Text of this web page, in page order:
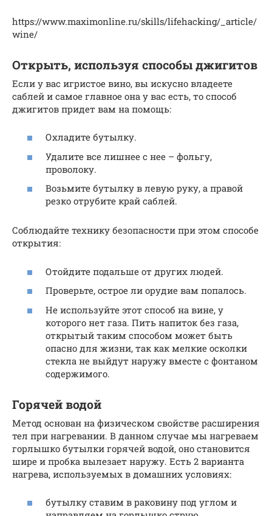
https://www.maximonline.ru/skills/lifehacking/_article/
wine/
Открыть, используя способы джигитов
Если у вас игристое вино, вы искусно владеете
саблей и самое главное она у вас есть, то способ
джигитов придет вам на помощь:
Охладите бутылку.
Удалите все лишнее с нее – фольгу,
проволоку.
Возьмите бутылку в левую руку, а правой
резко отрубите край саблей.
Соблюдайте технику безопасности при этом способе
открытия:
Отойдите подальше от других людей.
Проверьте, острое ли орудие вам попалось.
Не используйте этот способ на вине, у
которого нет газа. Пить напиток без газа,
открытый таким способом может быть
опасно для жизни, так как мелкие осколки
стекла не выйдут наружу вместе с фонтаном
содержимого.
Горячей водой
Метод основан на физическом свойстве расширения
тел при нагревании. В данном случае мы нагреваем
горлышко бутылки горячей водой, оно становится
шире и пробка вылезает наружу. Есть 2 варианта
нагрева, используемых в домашних условиях:
бутылку ставим в раковину под углом и